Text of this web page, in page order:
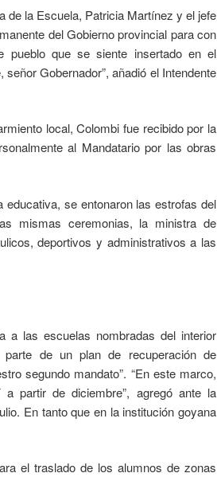
de la Escuela, Patricia Martínez y el jefe
del Gobierno provincial para con
pueblo que se siente insertado en el
Gobernador”, añadió el Intendente
local, Colombi fue recibido por la
al Mandatario por las obras
se entonaron las estrofas del
mismas ceremonias, la ministra de
deportivos y administrativos a las
a las escuelas nombradas del interior
parte de un plan de recuperación de
segundo mandato”. “En este marco,
a partir de diciembre”, agregó ante la
En tanto que en la institución goyana
el traslado de los alumnos de zonas